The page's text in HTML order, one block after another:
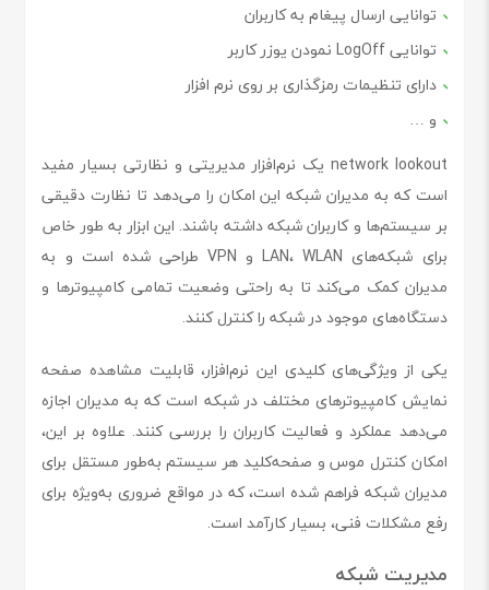
توانایی ارسال پیغام به کاربران
توانایی LogOff نمودن یوزر کاربر
دارای تنظیمات رمزگذاری بر روی نرم افزار
و …
network lookout یک نرم‌افزار مدیریتی و نظارتی بسیار مفید
است که به مدیران شبکه این امکان را می‌دهد تا نظارت دقیقی
بر سیستم‌ها و کاربران شبکه داشته باشند. این ابزار به طور خاص
برای شبکه‌های LAN، WLAN و VPN طراحی شده است و به
مدیران کمک می‌کند تا به راحتی وضعیت تمامی کامپیوترها و
دستگاه‌های موجود در شبکه را کنترل کنند.
یکی از ویژگی‌های کلیدی این نرم‌افزار، قابلیت مشاهده صفحه
نمایش کامپیوترهای مختلف در شبکه است که به مدیران اجازه
می‌دهد عملکرد و فعالیت کاربران را بررسی کنند. علاوه بر این،
امکان کنترل موس و صفحه‌کلید هر سیستم به‌طور مستقل برای
مدیران شبکه فراهم شده است، که در مواقع ضروری به‌ویژه برای
رفع مشکلات فنی، بسیار کارآمد است.
مدیریت شبکه